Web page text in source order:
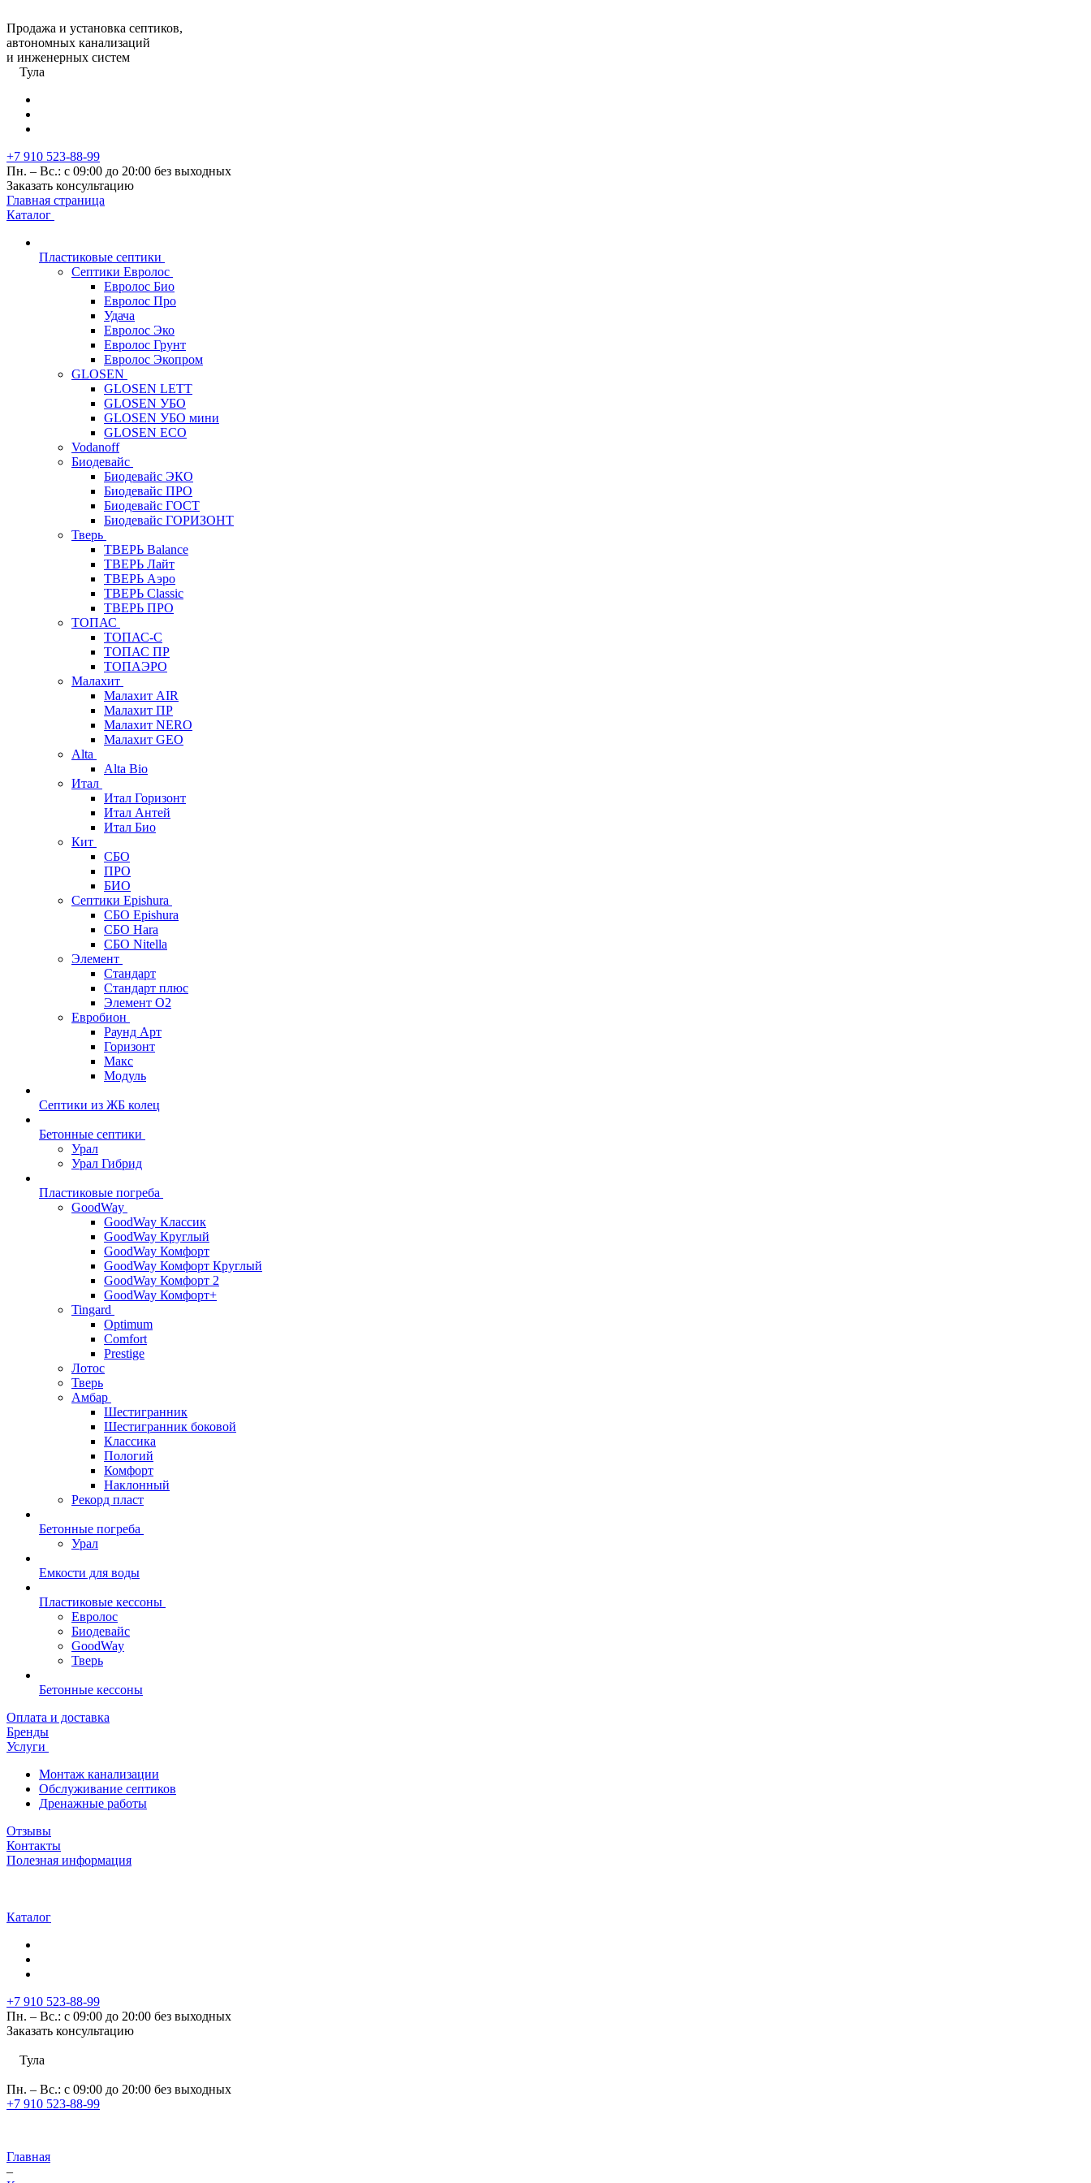
Продажа и установка септиков,
автономных канализаций
и инженерных систем
Тула
+7 910 523-88-99
Пн. – Вс.: с 09:00 до 20:00 без выходных
Заказать консультацию
Главная страница
Каталог
Пластиковые септики
Септики Евролос
Евролос Био
Евролос Про
Удача
Евролос Эко
Евролос Грунт
Евролос Экопром
GLOSEN
GLOSEN LETT
GLOSEN УБО
GLOSEN УБО мини
GLOSEN ECO
Vodanoff
Биодевайс
Биодевайс ЭКО
Биодевайс ПРО
Биодевайс ГОСТ
Биодевайс ГОРИЗОНТ
Тверь
ТВЕРЬ Balance
ТВЕРЬ Лайт
ТВЕРЬ Аэро
ТВЕРЬ Classic
ТВЕРЬ ПРО
ТОПАС
ТОПАС-С
ТОПАС ПР
ТОПАЭРО
Малахит
Малахит AIR
Малахит ПР
Малахит NERO
Малахит GEO
Alta
Alta Bio
Итал
Итал Горизонт
Итал Антей
Итал Био
Кит
СБО
ПРО
БИО
Септики Epishura
СБО Epishura
СБО Hara
СБО Nitella
Элемент
Стандарт
Стандарт плюс
Элемент О2
Евробион
Раунд Арт
Горизонт
Макс
Модуль
Септики из ЖБ колец
Бетонные септики
Урал
Урал Гибрид
Пластиковые погреба
GoodWay
GoodWay Классик
GoodWay Круглый
GoodWay Комфорт
GoodWay Комфорт Круглый
GoodWay Комфорт 2
GoodWay Комфорт+
Tingard
Optimum
Comfort
Prestige
Лотос
Тверь
Амбар
Шестигранник
Шестигранник боковой
Классика
Пологий
Комфорт
Наклонный
Рекорд пласт
Бетонные погреба
Урал
Емкости для воды
Пластиковые кессоны
Евролос
Биодевайс
GoodWay
Тверь
Бетонные кессоны
Оплата и доставка
Бренды
Услуги
Монтаж канализации
Обслуживание септиков
Дренажные работы
Отзывы
Контакты
Полезная информация
Каталог
+7 910 523-88-99
Пн. – Вс.: с 09:00 до 20:00 без выходных
Заказать консультацию
Тула
Пн. – Вс.: с 09:00 до 20:00 без выходных
+7 910 523-88-99
Главная
–